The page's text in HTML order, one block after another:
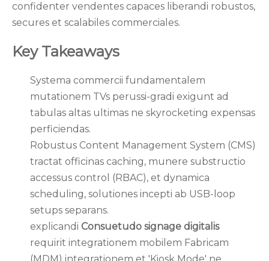
confidenter vendentes capaces liberandi robustos,
secures et scalabiles commerciales.
Key Takeaways
Systema commercii fundamentalem
mutationem TVs perussi-gradi exigunt ad
tabulas altas ultimas ne skyrocketing expensas
perficiendas.
Robustus Content Management System (CMS)
tractat officinas caching, munere substructio
accessus control (RBAC), et dynamica
scheduling, solutiones incepti ab USB-loop
setups separans.
explicandi Consuetudo signage digitalis
requirit integrationem mobilem Fabricam